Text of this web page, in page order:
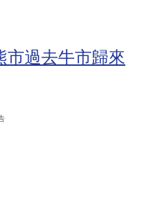
市過去牛市歸來